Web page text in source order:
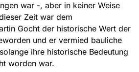
war -, aber in keiner Weise
Zeit war dem
Gocht der historische Wert der
und er vermied bauliche
ihre historische Bedeutung
worden war.